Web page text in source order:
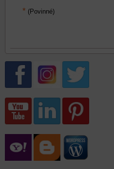
* (Povinné)